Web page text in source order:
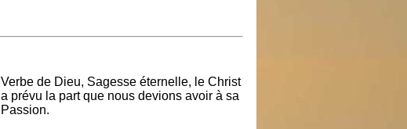
Verbe de Dieu, Sagesse éternelle, le Christ
a prévu la part que nous devions avoir à sa
Passion.